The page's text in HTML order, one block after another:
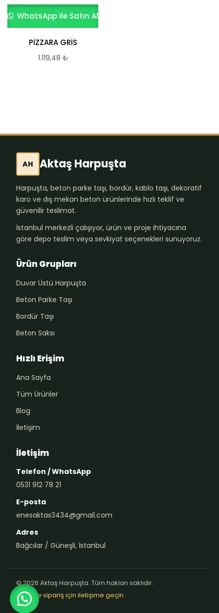
WhatsApp ile Satın Al
PİZZARA GRİS
1.119,48 ₺
AH Aktaş Harpuşta
Harpuşta, beton parke taşı, bordür, kablo taşı, dekoratif
karo ve dış mekan beton ürünlerinde hızlı teklif ve
güvenilir teslimat.
İstanbul merkezli çalışıyor, ürün ve proje ihtiyacına
göre depo teslim veya sevkiyat seçenekleri sunuyoruz.
Ürün Grupları
Duvar Üstü Harpuşta
Beton Parke Taşı
Bordür Taşı
Beton Saksı
Hızlı Erişim
Ana Sayfa
Tüm Ürünler
Blog
İletişim
İletişim
Telefon / WhatsApp
0531 912 78 21
E-posta
enesaktas3434@gmail.com
Adres
Bağcılar / Güneşli, İstanbul
© 2026 Aktaş Harpuşta. Tüm hakları saklıdır.
Teklif ve sipariş için iletişime geçin